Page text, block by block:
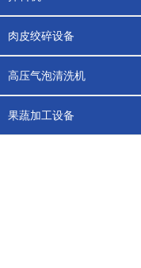
肉皮绞碎设备
高压气泡清洗机
果蔬加工设备